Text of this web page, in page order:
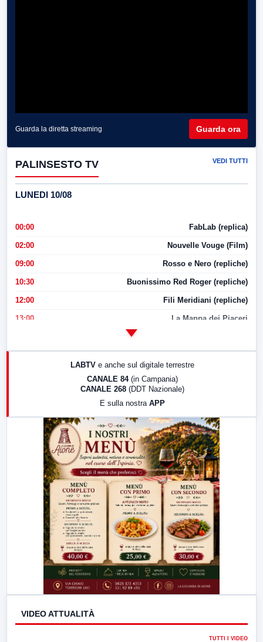
Guarda la diretta streaming Guarda ora
PALINSESTO TV VEDI TUTTI
LUNEDI 10/08
00:00 FabLab (replica)
02:00 Nouvelle Vouge (Film)
09:00 Rosso e Nero (repliche)
10:30 Buonissimo Red Roger (repliche)
12:00 Fili Meridiani (repliche)
13:00 La Mappa dei Piaceri
LabNews (replica)
LABTV e anche sul digitale terrestre
CANALE 84 (in Campania)
CANALE 268 (DDT Nazionale)
E sulla nostra APP
VIDEO ATTUALITÀ
TUTTI I VIDEO